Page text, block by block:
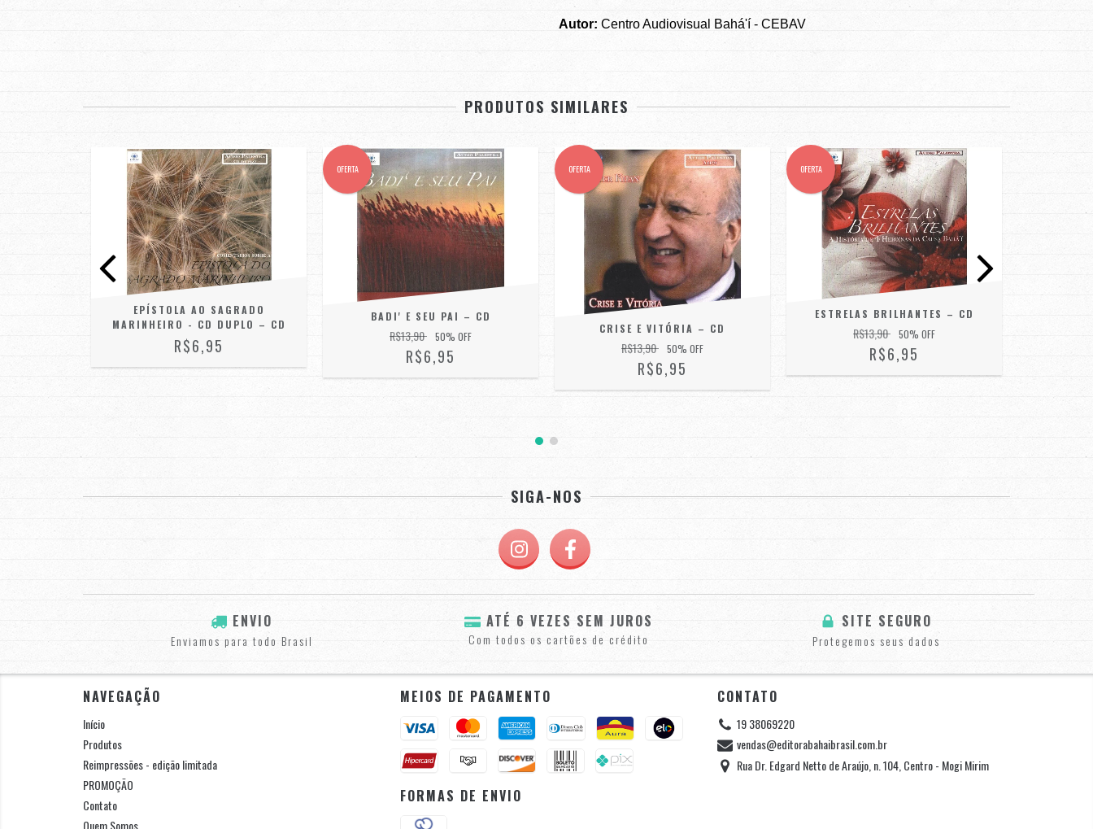
Autor: Centro Audiovisual Bahá'í - CEBAV
PRODUTOS SIMILARES
EPÍSTOLA AO SAGRADO
MARINHEIRO - CD DUPLO – CD
R$6,95
OFERTA
BADI' E SEU PAI – CD
R$13,90 50% OFF
R$6,95
OFERTA
CRISE E VITÓRIA – CD
R$13,90 50% OFF
R$6,95
OFERTA
ESTRELAS BRILHANTES – CD
R$13,90 50% OFF
R$6,95
SIGA-NOS
ENVIO
Enviamos para todo Brasil
ATÉ 6 VEZES SEM JUROS
Com todos os cartões de crédito
SITE SEGURO
Protegemos seus dados
NAVEGAÇÃO
Início
Produtos
Reimpressões - edição limitada
PROMOÇÃO
Contato
Quem Somos
MEIOS DE PAGAMENTO
FORMAS DE ENVIO
CONTATO
19 38069220
vendas@editorabahaibrasil.com.br
Rua Dr. Edgard Netto de Araújo, n. 104, Centro - Mogi Mirim